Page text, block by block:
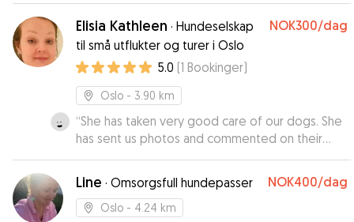
trygghet for eier, hund og passer. Jeg vil helt
klart anbefale Gudog.”
Elisia Kathleen · Hundeselskap
til små utflukter og turer i Oslo
NOK300/dag
5.0 (1 Bookinger)
Oslo - 3.90 km
“She has taken very good care of our dogs. She
has sent us photos and commented on their
condition constantly. We are very grateful”
Line · Omsorgsfull hundepasser NOK400/dag
Oslo - 4.24 km